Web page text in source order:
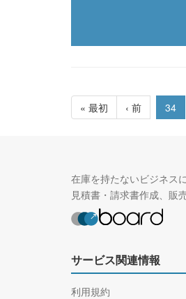
« 最初 ‹ 前 34
在庫を持たないビジネス
見積書・請求書作成、販
サービス関連情報
利用規約